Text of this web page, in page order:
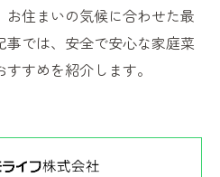
住まいの気候に合わせた最
では、安全で安心な家庭菜
すめを紹介します。